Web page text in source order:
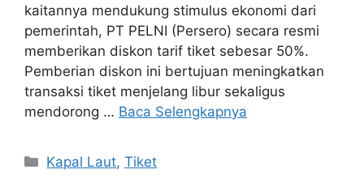
kaitannya mendukung stimulus ekonomi dari
pemerintah, PT PELNI (Persero) secara resmi
memberikan diskon tarif tiket sebesar 50%.
Pemberian diskon ini bertujuan meningkatkan
transaksi tiket menjelang libur sekaligus
mendorong … Baca Selengkapnya
Kapal Laut,Tiket